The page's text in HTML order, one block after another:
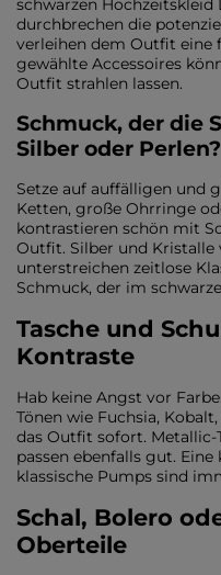
schwarzen Hochzeitskleid
durchbrechen die
verleihen dem Outfit eine
gewählte Accessoires
Outfit strahlen lassen.
Schmuck, der die
Silber oder Perlen?
Setze auf auffälligen und
Ketten, große Ohrringe
kontrastieren schön mit
Outfit. Silber und Kristalle
unterstreichen zeitlose
Schmuck, der im
Tasche und
Kontraste
Hab keine Angst vor
Tönen wie Fuchsia,
das Outfit sofort. Metallic-
passen ebenfalls gut.
klassische Pumps sind
Schal, Bolero
Oberteile